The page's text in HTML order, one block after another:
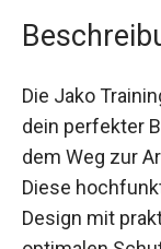
dein perfekter
auf dem Weg
vereint
Features und